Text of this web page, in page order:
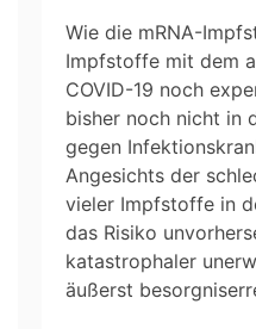
Wie die mRNA-
Impfstoffe mit dem
COVID-19 noch
bisher noch nicht in
gegen
Angesichts der
vieler Impfstoffe in
das Risiko
katastrophaler
äußerst